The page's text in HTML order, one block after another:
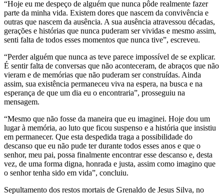
“Hoje eu me despeço de alguém que nunca pôde realmente fazer
parte da minha vida. Existem dores que nascem da convivência e
outras que nascem da ausência. A sua ausência atravessou décadas,
gerações e histórias que nunca puderam ser vividas e mesmo assim,
senti falta de todos esses momentos que nunca tive”, escreveu.
“Perder alguém que nunca as teve parece impossível de se explicar.
É sentir falta de conversas que não aconteceram, de abraços que não
vieram e de memórias que não puderam ser construídas. Ainda
assim, sua existência permaneceu viva na espera, na busca e na
esperança de que um dia eu o encontraria”, prosseguiu na
mensagem.
“Mesmo que não fosse da maneira que eu imaginei. Hoje dou um
lugar à memória, ao luto que ficou suspenso e a história que insistiu
em permanecer. Que esta despedida traga a possibilidade do
descanso que eu não pude ter durante todos esses anos e que o
senhor, meu pai, possa finalmente encontrar esse descanso e, desta
vez, de uma forma digna, honrada e justa, assim como imagino que
o senhor tenha sido em vida”, concluiu.
Sepultamento dos restos mortais de Grenaldo de Jesus Silva, no